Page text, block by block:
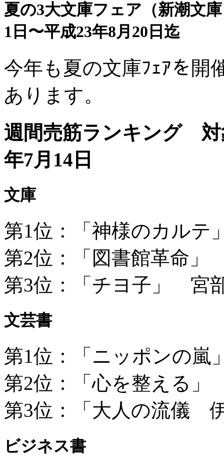
夏の3大文庫フェア（新潮文
1日〜平成23年8月20日迄
今年も夏の文庫ﾌｪｱを開
あります。
週間売筋ランキング
年7月14日
文庫
第1位：「神様のカル
第2位：「図書館革命
第3位：「チヨ子」
文芸書
第1位：「ニッポンの
第2位：「心を整える
第3位：「大人の流儀
ビジネス書